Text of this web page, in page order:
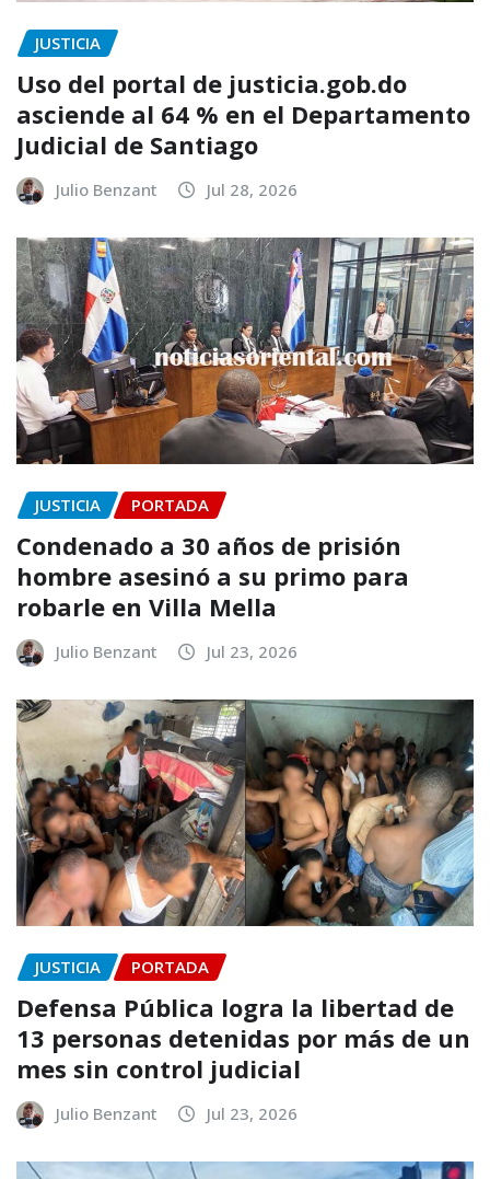
JUSTICIA
Uso del portal de justicia.gob.do
asciende al 64 % en el Departamento
Judicial de Santiago
Julio Benzant Jul 28, 2026
JUSTICIA PORTADA
Condenado a 30 años de prisión
hombre asesinó a su primo para
robarle en Villa Mella
Julio Benzant Jul 23, 2026
JUSTICIA PORTADA
Defensa Pública logra la libertad de
13 personas detenidas por más de un
mes sin control judicial
Julio Benzant Jul 23, 2026